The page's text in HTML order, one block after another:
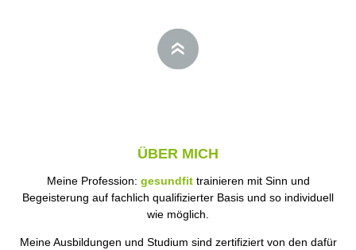
ÜBER MICH
Meine Profession: gesundfittrainieren mit Sinn und
Begeisterung auf fachlich qualifizierter Basis und so individuell
wie möglich.
Meine Ausbildungen und Studium sind zertifiziert von den dafür